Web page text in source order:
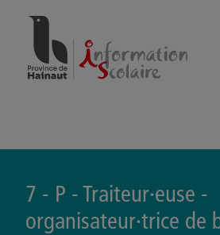
7 - P - Traiteur·euse -
organisateur·trice de